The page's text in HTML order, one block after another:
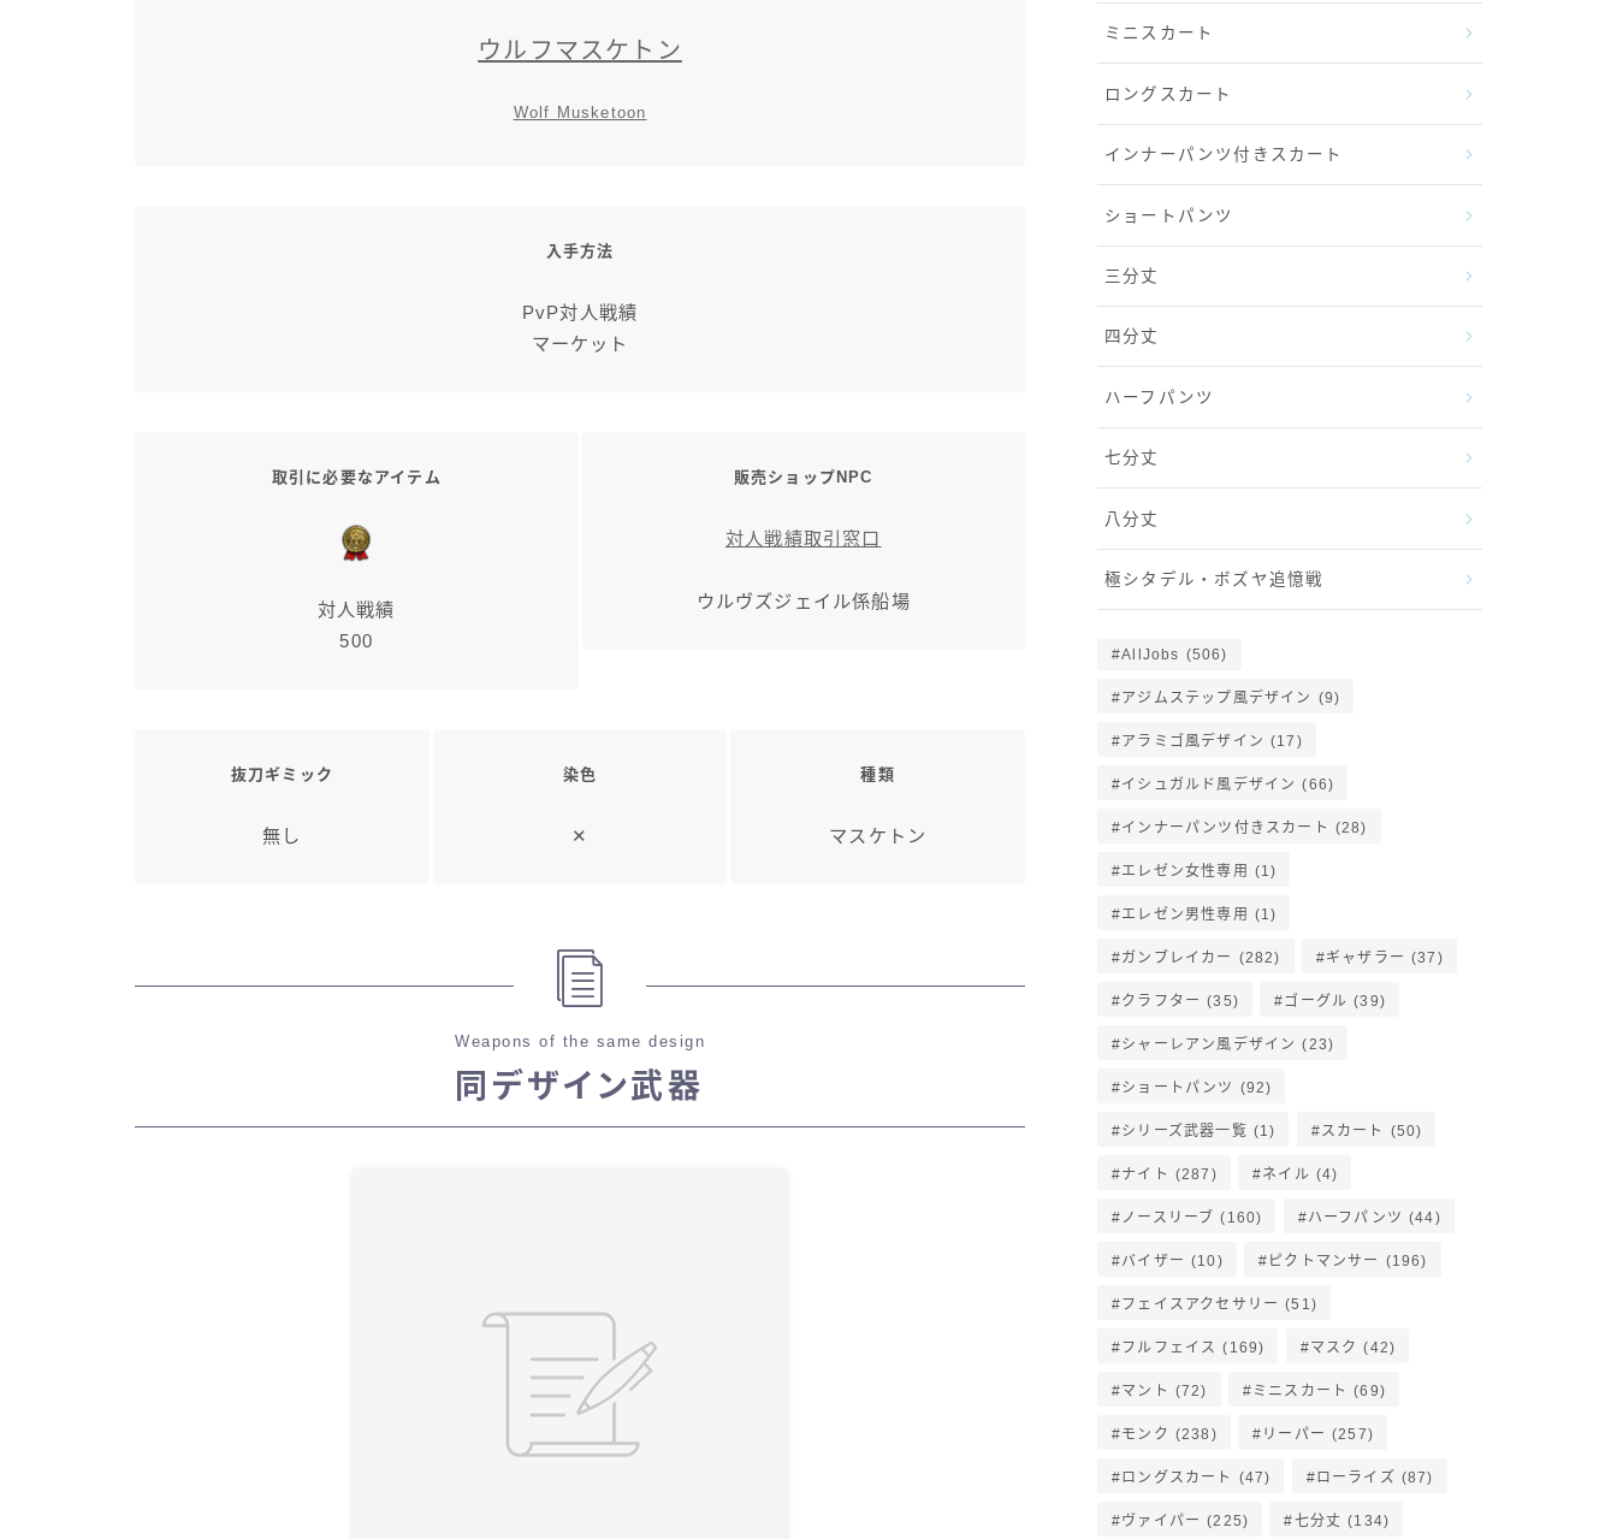
極シタデル・ボズヤ追憶戦
ウルフマスケトン
Wolf Musketoon
入手方法
PvP対人戦績
マーケット
取引に必要なアイテム
対人戦績
500
販売ショップNPC
対人戦績取引窓口
ウルヴズジェイル係船場
抜刀ギミック
無し
染色
✕
種類
マスケトン
Weapons of the same design
同デザイン武器
ミニスカート
ロングスカート
インナーパンツ付きスカート
ショートパンツ
三分丈
四分丈
ハーフパンツ
七分丈
八分丈
極シタデル・ボズヤ追憶戦
AllJobs (506)
アジムステップ風デザイン (9)
アラミゴ風デザイン (17)
イシュガルド風デザイン (66)
インナーパンツ付きスカート (28)
エレゼン女性専用 (1)
エレゼン男性専用 (1)
ガンブレイカー (282) ギャザラー (37)
クラフター (35) ゴーグル (39)
シャーレアン風デザイン (23)
ショートパンツ (92)
シリーズ武器一覧 (1) スカート (50)
ナイト (287) ネイル (4)
ノースリーブ (160) ハーフパンツ (44)
バイザー (10) ピクトマンサー (196)
フェイスアクセサリー (51)
フルフェイス (169) マスク (42)
マント (72) ミニスカート (69)
モンク (238) リーパー (257)
ロングスカート (47) ローライズ (87)
ヴァイパー (225) 七分丈 (134)